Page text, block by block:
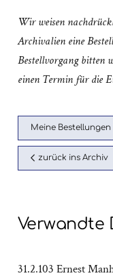
Wir weisen
Archivalien eine
Bestellvorgang bitten
einen Termin für die
Meine Bestellungen
zurück ins Archiv
Verwandte
31.2.103 Ernest